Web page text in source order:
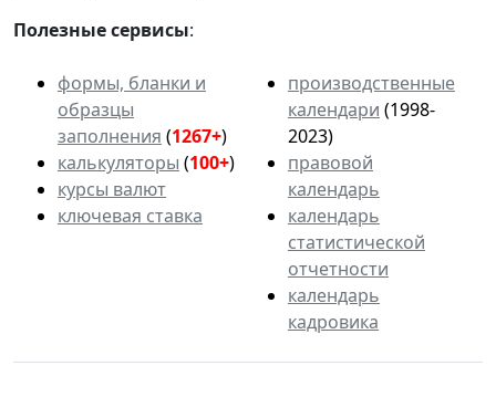
Полезные сервисы:
формы, бланки и
образцы
заполнения (1267+)
калькуляторы (100+)
курсы валют
ключевая ставка
производственные
календари (1998-
2023)
правовой
календарь
календарь
статистической
отчетности
календарь
кадровика